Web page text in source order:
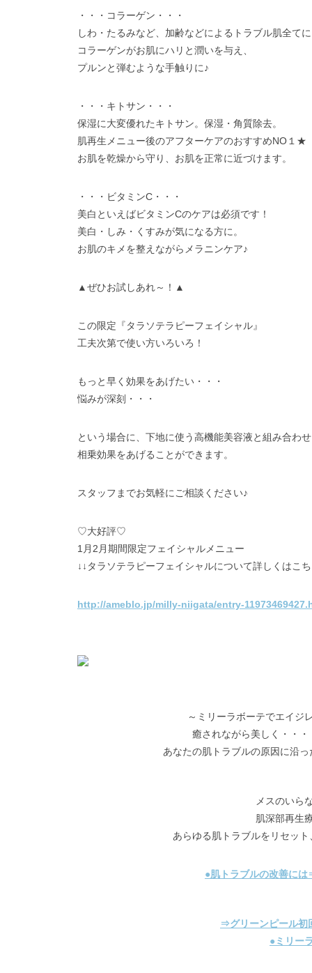
・・・コラーゲン・・・
しわ・たるみなど、加齢などによるトラブル肌全て
コラーゲンがお肌にハリと潤いを与え、
プルンと弾むような手触りに♪
・・・キトサン・・・
保湿に大変優れたキトサン。保湿・角質除去。
肌再生メニュー後のアフターケアのおすすめNO１ ★
お肌を乾燥から守り、お肌を正常に近づけます。
・・・ビタミンC・・・
美白といえばビタミンCのケアは必須です！
美白・しみ・くすみが気になる方に。
お肌のキメを整えながらメラニンケア♪
▲ぜひお試しあれ～！▲
この限定『タラソテラピーフェイシャル』
工夫次第で使い方いろいろ！
もっと早く効果をあげたい・・・
悩みが深刻・・・
という場合に、下地に使う高機能美容液と組み合わ
相乗効果をあげることができます。
スタッフまでお気軽にご相談ください♪
♡大好評♡
1月2月期間限定フェイシャルメニュー
↓↓タラソテラピーフェイシャルについて詳しくはこ
http://ameblo.jp/milly-niigata/entry-
～ミリーラボーテでエイジ
癒されながら美しく・・
あなたの肌トラブルの原因に沿
メスのいら
肌深部再生
あらゆる肌トラブルをリセッ
●肌トラブルの改善に
⇒グリーンピール初
●ミリー